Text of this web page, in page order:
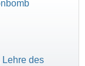
Lehre des